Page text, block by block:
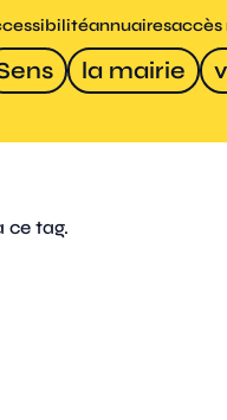
la mairie
annuairesaccès
ce tag.